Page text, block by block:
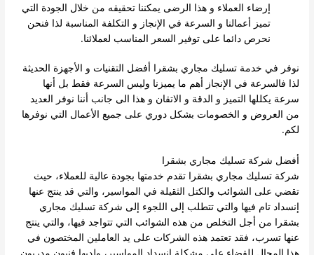
إرضاء العملاء و هذا الرضى يمكننا تحقيقه من خلال الجودة التي
تميز أعمالنا و السرعة في الإنجاز و التكلفة المناسبة لذا فنحن
نحرص دائما على توفير السعر المناسب لعملائنا.
نوفر في خدمة تسليك مجاري بشقرا أفضل التقنيات و الأجهزة الحديثة
لذا فالسرعة في الإنجاز أهم ما يميزنا وليس السرعة فقط بل أنها
سرعة يكللها التميز و الدقة و الاتقان و هذا الى جانب أننا نوفر العديد
من العروض و الخصومات بشكل دوري على جميع الأعمال التي نوفرها
لكم.
أفضل شركة تسليك مجاري بشقرا
شركة تسليك مجاري بشقرا تقدم خدمتها بجودة عالية للعملاء، حيث
تقضي على الشوائب والكتل الثقيلة في المواسير، والتي قد ينتج عنها
إنسداد تام فيها والتي تتطلب إلى اللجوء إلى شركة تسليك مجاري
بشقرا من أجل التخلص من هذه الشوائب التي تتواجد فيها، والتي ينتج
عنها تسرب، فقد تعتمد هذه الشركات على يد العاملين المختصون في